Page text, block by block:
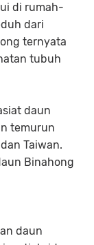
di rumah-
dari
ternyata
tubuh
daun
temurun
Taiwan.
Binahong
daun